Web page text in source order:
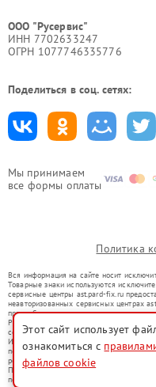
Мы принимаем
все формы оплаты
ООО "Русервис"
ИНН 7702633247
ОГРН 1077746335776
Поделиться в соц. сетях:
Политика
Вся информация на сайте носит
Товарные знаки используются
сервисные центры ast.pard-fix.ru
неавторизованных сервисных центрах
правообладателями товарных знаков
Ремонт осуществляется для устройств,
со статьей 1487 ГК РФ.
Использование товарных знаков не
потребителей в заблуждение, а служит
ремонту техники указанных брендов.
Представленная на сайте информация не
положениями Статьи 437(2)
Этот сайт использует
ознакомиться с
файлов cookie